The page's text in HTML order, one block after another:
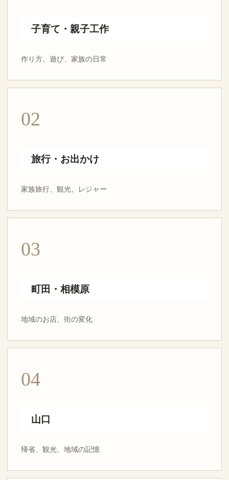
子育て・親子工作
作り方、遊び、家族の日常
02
旅行・お出かけ
家族旅行、観光、レジャー
03
町田・相模原
地域のお店、街の変化
04
山口
帰省、観光、地域の記憶